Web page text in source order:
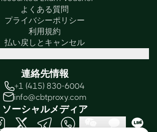
よくある質問
プライバシーポリシー
利用規約
払い戻しとキャンセル
連絡先情報
+1 (415) 830-6004
info@cbtproxy.com
ソーシャルメディア